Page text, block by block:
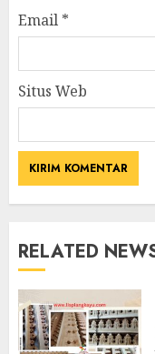
Email *
Situs Web
RELATED